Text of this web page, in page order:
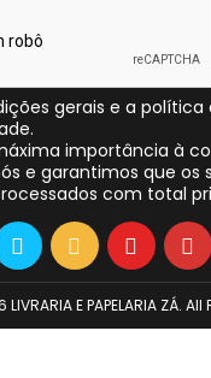
gerais e a política
importância à
e garantimos que os
com total
E PAPELARIA ZÁ.